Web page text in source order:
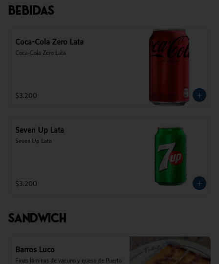
Bebidas
Coca-Cola Zero Lata
Coca-Cola Zero Lata
$3.200
Seven Up Lata
Seven Up Lata
$3.200
Sandwich
Barros Luco
Finas láminas de vacuno y queso de Puerto